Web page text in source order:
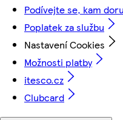
Podívejte se, kam
Poplatek za službu
Nastavení Cookies
Možnosti platby
itesco.cz
Clubcard